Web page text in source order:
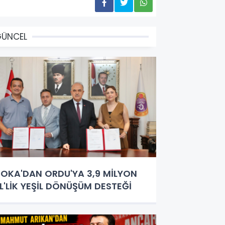
ORDU'YA 3,9 MİLYON
YEŞİL DÖNÜŞÜM DESTEĞİ